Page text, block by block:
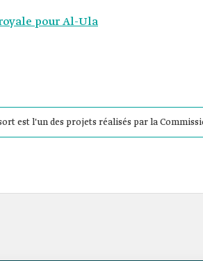
pour Al-Ula
est l'un des projets réalisés par la